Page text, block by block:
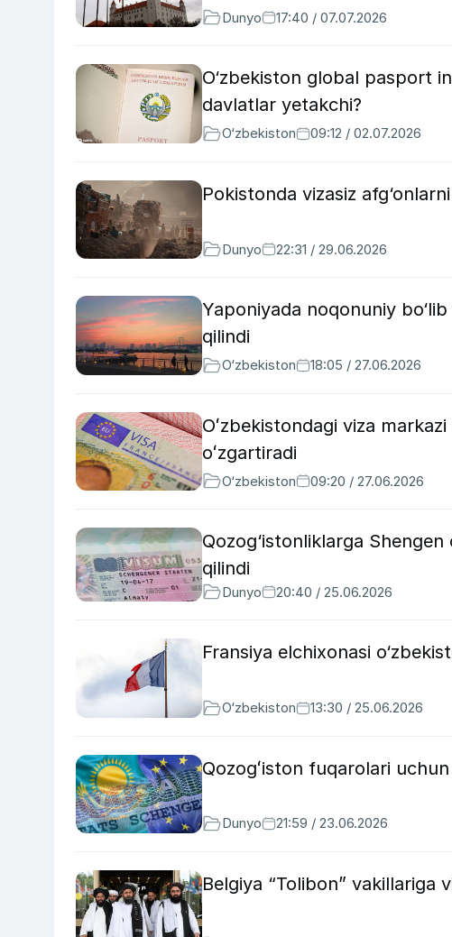
Dunyo 17:40 / 07.07.2026
O‘zbekiston global pasport
davlatlar yetakchi?
O‘zbekiston 09:12 / 02.07.2026
Pokistonda vizasiz
Dunyo 22:31 / 29.06.2026
Yaponiyada noqonuniy
qilindi
O‘zbekiston 18:05 / 27.06.2026
Oʻzbekistondagi viza
oʻzgartiradi
O‘zbekiston 09:20 / 27.06.2026
Qozog‘istonliklarga
qilindi
Dunyo 20:40 / 25.06.2026
Fransiya elchixonasi
O‘zbekiston 13:30 / 25.06.2026
Qozogʻiston fuqarolari
Dunyo 21:59 / 23.06.2026
Belgiya “Tolibon” vakillariga